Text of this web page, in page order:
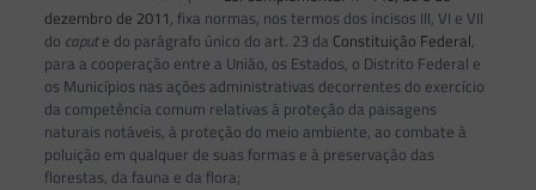
dezembro de 2011, fixa normas, nos termos dos incisos III, VI e VII
do capute do parágrafo único do art. 23 da Constituição Federal,
para a cooperação entre a União, os Estados, o Distrito Federal e
os Municípios nas ações administrativas decorrentes do exercício
da competência comum relativas à proteção da paisagens
naturais notáveis, à proteção do meio ambiente, ao combate à
poluição em qualquer de suas formas e à preservação das
florestas, da fauna e da flora;